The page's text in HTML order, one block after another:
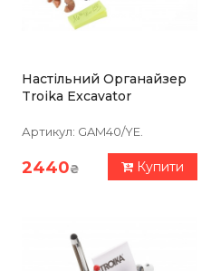
Настільний Органайзер
Troika Excavator
Артикул: GAM40/YE.
2440₴ Купити